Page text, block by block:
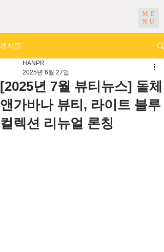
ME
NU
게시물
[2025년 7월 뷰티뉴스] 돌체
앤가바나 뷰티, 라이트 블루
컬렉션 리뉴얼 론칭
HANPR
2025년 6월 27일